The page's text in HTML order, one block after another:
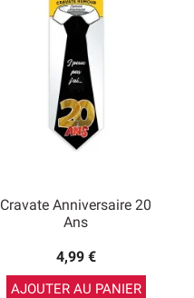
Cravate Anniversaire 20
Ans
4,99 €
AJOUTER AU PANIER